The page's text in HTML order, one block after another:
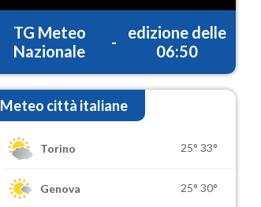
TG Meteo
Nazionale
-
edizione delle
06:50
Meteo città italiane
Torino 25° 33°
Genova 25° 30°